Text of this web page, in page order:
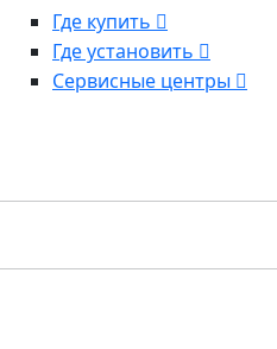
Где купить
Где установить
Сервисные центры